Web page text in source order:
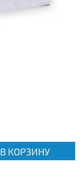
В КОРЗИНУ